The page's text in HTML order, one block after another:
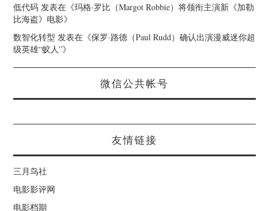
低代码 发表在《玛格·罗比（Margot Robbie）将领衔主演新《加勒
比海盗》电影》
数智化转型 发表在《保罗·路德（Paul Rudd）确认出演漫威迷你超
级英雄“蚁人”》
微信公共帐号
友情链接
三月鸟社
电影影评网
电影档期